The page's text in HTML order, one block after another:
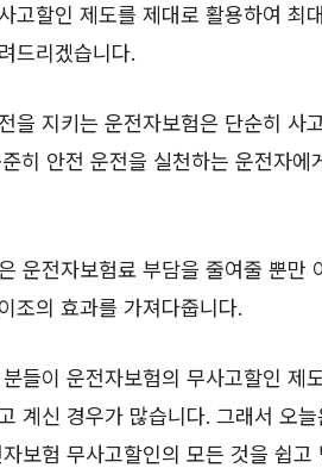
고할인 제도를 제대로 활용하여
드리겠습니다.
을 지키는 운전자보험은 단순히 사
히 안전 운전을 실천하는 운전자
운전자보험료 부담을 줄여줄 뿐만
조의 효과를 가져다줍니다.
들이 운전자보험의 무사고할인 제
계신 경우가 많습니다. 그래서 오
보험 무사고할인의 모든 것을 쉽